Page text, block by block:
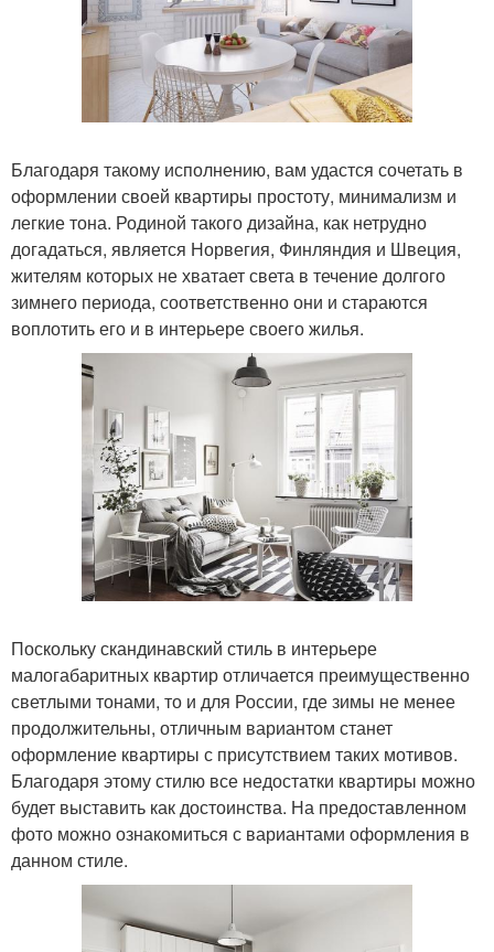
Благодаря такому исполнению, вам удастся сочетать в
оформлении своей квартиры простоту, минимализм и
легкие тона. Родиной такого дизайна, как нетрудно
догадаться, является Норвегия, Финляндия и Швеция,
жителям которых не хватает света в течение долгого
зимнего периода, соответственно они и стараются
воплотить его и в интерьере своего жилья.
Поскольку скандинавский стиль в интерьере
малогабаритных квартир отличается преимущественно
светлыми тонами, то и для России, где зимы не менее
продолжительны, отличным вариантом станет
оформление квартиры с присутствием таких мотивов.
Благодаря этому стилю все недостатки квартиры можно
будет выставить как достоинства. На предоставленном
фото можно ознакомиться с вариантами оформления в
данном стиле.